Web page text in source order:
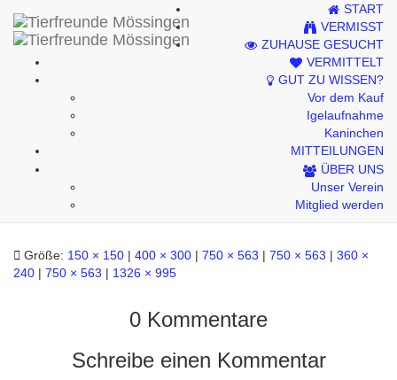
Kontakt
START
VERMISST
ZUHAUSE GESUCHT
VERMITTELT
GUT ZU WISSEN?
Vor dem Kauf
Igelaufnahme
Kaninchen
MITTEILUNGEN
ÜBER UNS
Unser Verein
Mitglied werden
Größe: 150 × 150 | 400 × 300 | 750 × 563 | 750 × 563 | 360 ×
240 | 750 × 563 | 1326 × 995
0 Kommentare
Schreibe einen Kommentar